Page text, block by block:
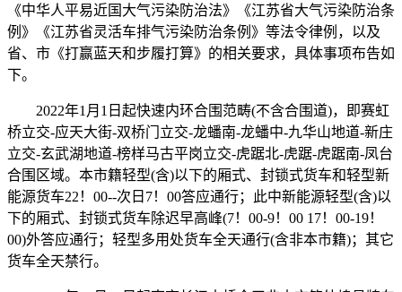
《中华人平易近国大气污染防治法》《江苏省大气污染防治条
例》《江苏省灵活车排气污染防治条例》等法令律例，以及
省、市《打赢蓝天和步履打算》的相关要求，具体事项布告如
下。
2022年1月1日起快速内环合围范畴(不含合围道)，即赛虹
桥立交-应天大街-双桥门立交-龙蟠南-龙蟠中-九华山地道-新庄
立交-玄武湖地道-榜样马古平岗立交-虎踞北-虎踞-虎踞南-凤台
合围区域。本市籍轻型(含)以下的厢式、封锁式货车和轻型新
能源货车22！00--次日7！00答应通行；此中新能源轻型(含)以
下的厢式、封锁式货车除迟早高峰(7！00-9！00 17！00-19！
00)外答应通行；轻型多用处货车全天通行(含非本市籍)；其它
货车全天禁行。